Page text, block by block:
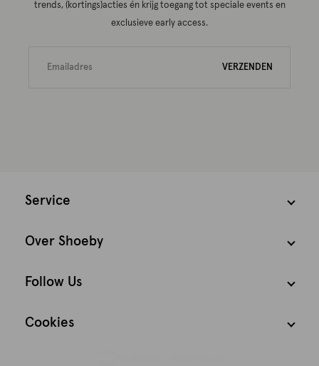
trends, (kortings)acties én krijg toegang tot speciale events en
exclusieve early access.
VERZENDEN
Service
Over Shoeby
Follow Us
Cookies